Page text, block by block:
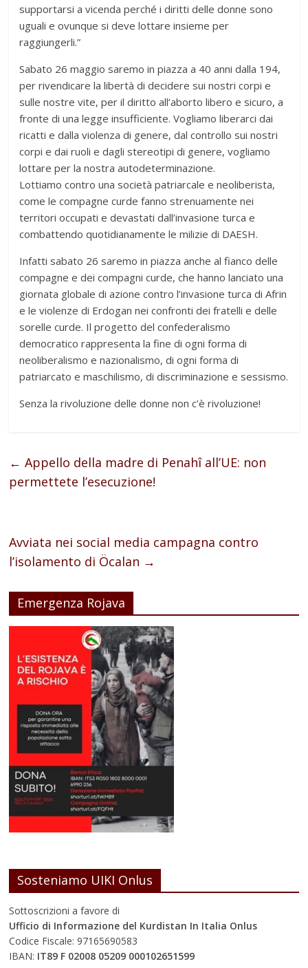
supportarsi a vicenda perché i diritti delle donne sono
uguali e ovunque si deve lottare insieme per
raggiungerli.”
Sabato 26 maggio saremo in piazza a 40 anni dalla 194,
per rivendicare la libertà di decidere sui nostri corpi e
sulle nostre vite, per il diritto all’aborto libero e sicuro, a
fronte di una legge insufficiente. Vogliamo liberarci dai
ricatti e dalla violenza di genere, dal controllo sui nostri
corpi e dai ruoli e dagli stereotipi di genere, vogliamo
lottare per la nostra autodeterminazione.
Lottiamo contro una società patriarcale e neoliberista,
come le compagne curde fanno strenuamente nei
territori occupati e devastati dall’invasione turca e
combattendo quotidianamente le milizie di DAESH.
Infatti sabato 26 saremo in piazza anche al fianco delle
compagne e dei compagni curde, che hanno lanciato una
giornata globale di azione contro l’invasione turca di Afrin
e le violenze di Erdogan nei confronti dei fratelli e delle
sorelle curde. Il progetto del confederalismo
democratico rappresenta la fine di ogni forma di
neoliberalismo e nazionalismo, di ogni forma di
patriarcato e maschilismo, di discriminazione e sessismo.
Senza la rivoluzione delle donne non c’è rivoluzione!
← Appello della madre di Penahî all’UE: non
permettete l’esecuzione!
Avviata nei social media campagna contro
l’isolamento di Öcalan →
Emergenza Rojava
Sosteniamo UIKI Onlus
Sottoscrizioni a favore di
Ufficio di Informazione del Kurdistan In Italia Onlus
Codice Fiscale: 97165690583
IBAN: IT89 F 02008 05209 000102651599